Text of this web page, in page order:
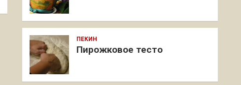
ПЕКИН
Пирожковое тесто